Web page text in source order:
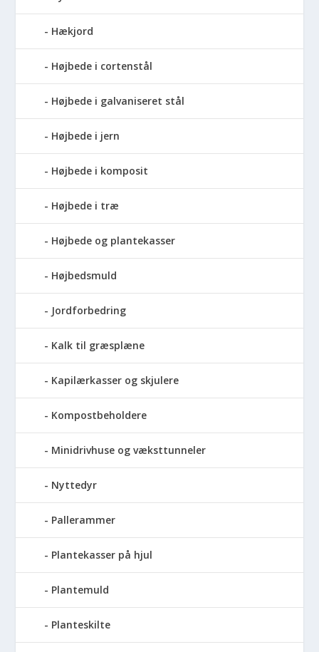
Hækjord
Højbede i cortenstål
Højbede i galvaniseret stål
Højbede i jern
Højbede i komposit
Højbede i træ
Højbede og plantekasser
Højbedsmuld
Jordforbedring
Kalk til græsplæne
Kapilærkasser og skjulere
Kompostbeholdere
Minidrivhuse og væksttunneler
Nyttedyr
Pallerammer
Plantekasser på hjul
Plantemuld
Planteskilte